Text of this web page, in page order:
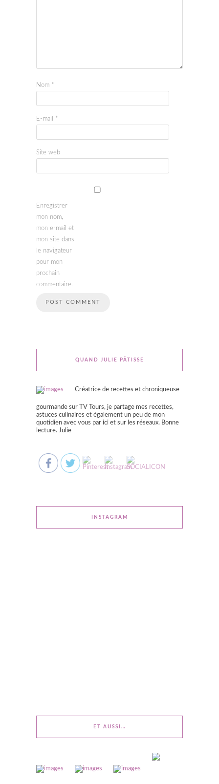
Nom *
E-mail *
Site web
Enregistrer
mon nom,
mon e-mail et
mon site dans
le navigateur
pour mon
prochain
commentaire.
QUAND JULIE PÂTISSE
Créatrice de recettes et chroniqueuse
gourmande sur TV Tours, je partage mes recettes,
astuces culinaires et également un peu de mon
quotidien avec vous par ici et sur les réseaux. Bonne
lecture. Julie
INSTAGRAM
ET AUSSI…